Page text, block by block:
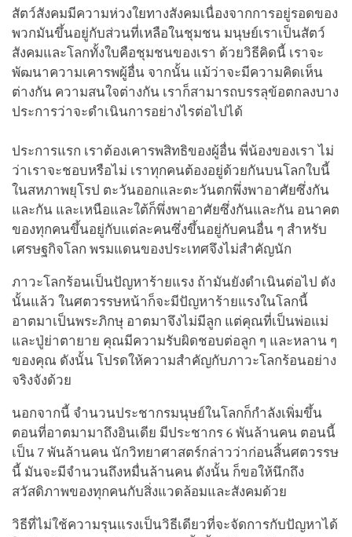
สัตว์สังคมมีความห่วงใยทางสังคมเนื่องจากการอยู่รอดของ
พวกมันขึ้นอยู่กับส่วนที่เหลือในชุมชน มนุษย์เราเป็นสัตว์
สังคมและโลกทั้งใบคือชุมชนของเรา ด้วยวิธีคิดนี้ เราจะ
พัฒนาความเคารพผู้อื่น จากนั้น แม้ว่าจะมีความคิดเห็น
ต่างกัน ความสนใจต่างกัน เราก็สามารถบรรลุข้อตกลงบาง
ประการว่าจะดำเนินการอย่างไรต่อไปได้
ประการแรก เราต้องเคารพสิทธิของผู้อื่น พี่น้องของเรา ไม่
ว่าเราจะชอบหรือไม่ เราทุกคนต้องอยู่ด้วยกันบนโลกใบนี้
ในสหภาพยุโรป ตะวันออกและตะวันตกพึ่งพาอาศัยซึ่งกัน
และกัน และเหนือและใต้ก็พึ่งพาอาศัยซึ่งกันและกัน อนาคต
ของทุกคนขึ้นอยู่กับแต่ละคนซึ่งขึ้นอยู่กับคนอื่น ๆ สำหรับ
เศรษฐกิจโลก พรมแดนของประเทศจึงไม่สำคัญนัก
ภาวะโลกร้อนเป็นปัญหาร้ายแรง ถ้ามันยังดำเนินต่อไป ดัง
นั้นแล้ว ในศตวรรษหน้าก็จะมีปัญหาร้ายแรงในโลกนี้
อาตมาเป็นพระภิกษุ อาตมาจึงไม่มีลูก แต่คุณที่เป็นพ่อแม่
และปู่ย่าตายาย คุณมีความรับผิดชอบต่อลูก ๆ และหลาน ๆ
ของคุณ ดังนั้น โปรดให้ความสำคัญกับภาวะโลกร้อนอย่าง
จริงจังด้วย
นอกจากนี้ จำนวนประชากรมนุษย์ในโลกก็กำลังเพิ่มขึ้น
ตอนที่อาตมามาถึงอินเดีย มีประชากร 6 พันล้านคน ตอนนี้
เป็น 7 พันล้านคน นักวิทยาศาสตร์กล่าวว่าก่อนสิ้นศตวรรษ
นี้ มันจะมีจำนวนถึงหมื่นล้านคน ดังนั้น ก็ขอให้นึกถึง
สวัสดิภาพของทุกคนกับสิ่งแวดล้อมและสังคมด้วย
วิธีที่ไม่ใช้ความรุนแรงเป็นวิธีเดียวที่จะจัดการกับปัญหาได้